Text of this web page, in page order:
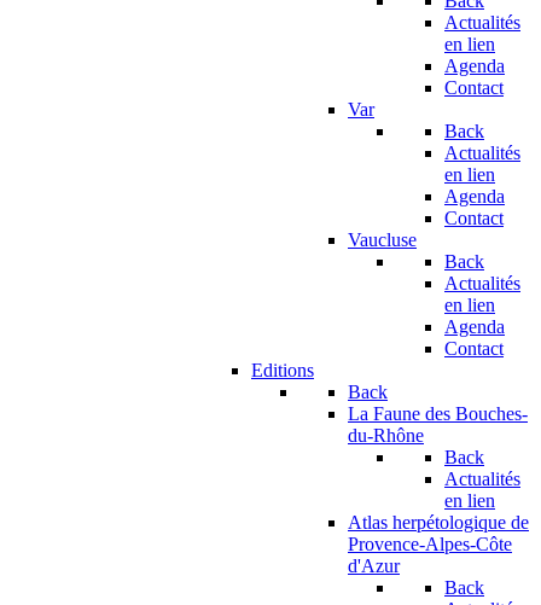
Actualités
en lien
Agenda
Contact
Var
Back
Actualités
en lien
Agenda
Contact
Vaucluse
Back
Actualités
en lien
Agenda
Contact
Editions
Back
La Faune des Bouches-
du-Rhône
Back
Actualités
en lien
Atlas herpétologique de
Provence-Alpes-Côte
d'Azur
Back